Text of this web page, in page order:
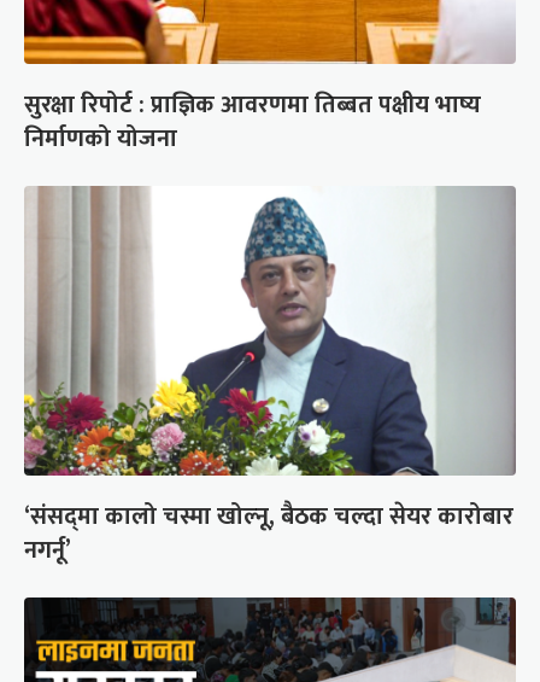
सुरक्षा रिपोर्ट : प्राज्ञिक आवरणमा तिब्बत पक्षीय भाष्य
निर्माणको योजना
‘संसद्‍मा कालो चस्मा खोल्नू, बैठक चल्दा सेयर कारोबार
नगर्नू’